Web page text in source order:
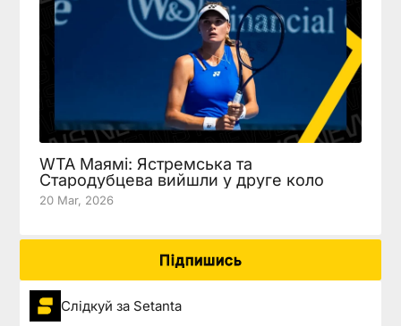
WTA Маямі: Ястремська та
Стародубцева вийшли у друге коло
20 Mar, 2026
Підпишись
Слідкуй за Setanta